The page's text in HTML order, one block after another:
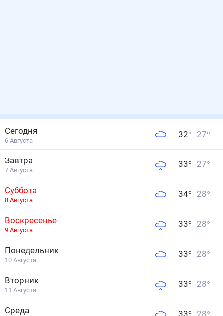
Сегодня
6 Августа
32° 27°
Завтра
7 Августа
33° 27°
Суббота
8 Августа
34° 28°
Воскресенье
9 Августа
33° 28°
Понедельник
10 Августа
33° 28°
Вторник
11 Августа
33° 28°
Среда 33° 28°